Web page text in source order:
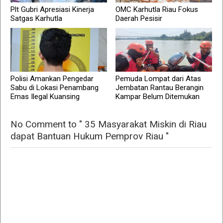
Plt Gubri Apresiasi Kinerja
Satgas Karhutla
OMC Karhutla Riau Fokus
Daerah Pesisir
Polisi Amankan Pengedar
Sabu di Lokasi Penambang
Emas Ilegal Kuansing
Pemuda Lompat dari Atas
Jembatan Rantau Berangin
Kampar Belum Ditemukan
No Comment to " 35 Masyarakat Miskin di Riau
dapat Bantuan Hukum Pemprov Riau "